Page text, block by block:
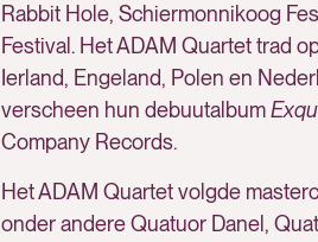
Rabbit Hole, Schiermonnikoog
Festival. Het ADAM Quartet trad
Ierland, Engeland, Polen en
verscheen hun debuutalbum
Company Records.
Het ADAM Quartet volgde
onder andere Quatuor Danel,